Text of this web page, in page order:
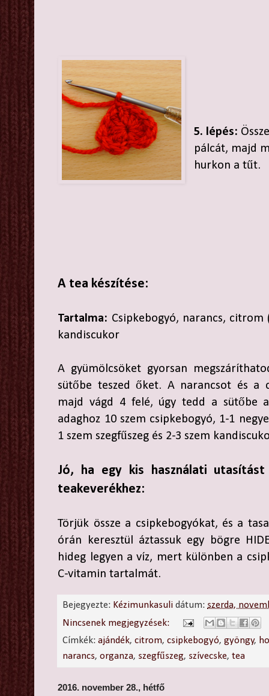
5. lépés:
pálcát, majd
hurkon a tűt.
A tea készítése:
Tartalma: Csipkebogyó, narancs, citrom
kandiscukor
A gyümölcsöket gyorsan
sütőbe teszed őket. A narancsot és
majd vágd 4 felé, úgy tedd a sütőbe
adaghoz 10 szem csipkebogyó, 1-1
1 szem szegfűszeg és 2-3 szem
Jó, ha egy kis használati
teakeverékhez:
Törjük össze a csipkebogyókat, és a
órán keresztül áztassuk egy bögre
hideg legyen a víz, mert különben a
C-vitamin tartalmát.
Bejegyezte: Kézimunkasuli dátum: szerda,
Nincsenek megjegyzések:
Címkék:ajándék,citrom,csipkebogyó,gyöngy,
narancs,organza, szegfűszeg, szívecske,tea
2016. november 28., hétfő